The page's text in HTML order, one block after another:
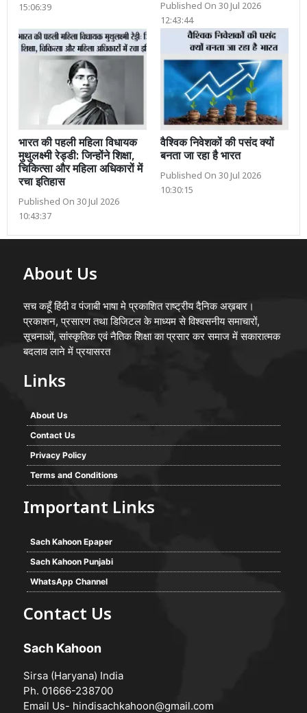
15:06:39
Published On 30 Jul 2026
12:43:44
भारत की पहली महिला विधायक
मुथुलक्ष्मी रेड्डी: जिन्होंने शिक्षा,
चिकित्सा और महिला अधिकारों में
रचा इतिहास
Published On 30 Jul 2026
10:43:37
वैश्विक निवेशकों की पसंद क्यों
बनता जा रहा है भारत
Published On 30 Jul 2026
10:30:15
About Us
सच कहूँ हिंदी व पंजाबी भाषा मे प्रकाशित राष्ट्रीय दैनिक अख़बार।
प्रकाशन, प्रसारण तथा डिजिटल के माध्यम से विश्वसनीय समाचारों,
सूचनाओं, सांस्कृतिक एवं नैतिक शिक्षा का प्रसार कर समाज में सकारात्मक
बदलाव लाने में प्रयासरत
Links
About Us
Contact Us
Privacy Policy
Terms and Conditions
Important Links
Sach Kahoon Epaper
Sach Kahoon Punjabi
WhatsApp Channel
Contact Us
Sach Kahoon
Sirsa (Haryana) India
Ph. 01666-238700
Email Us- hindisachkahoon@gmail.com